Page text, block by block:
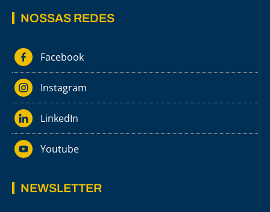
NOSSAS REDES
Facebook
Instagram
LinkedIn
Youtube
NEWSLETTER